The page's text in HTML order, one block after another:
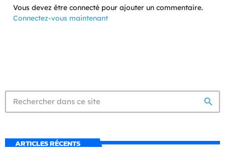
Vous devez être connecté pour ajouter un commentaire.
Connectez-vous maintenant
search
ARTICLES RÉCENTS